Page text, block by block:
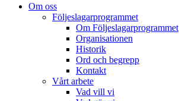
Om oss
Följeslagarprogrammet
Om Följeslagarprogrammet
Organisationen
Historik
Ord och begrepp
Kontakt
Vårt arbete
Vad vill vi